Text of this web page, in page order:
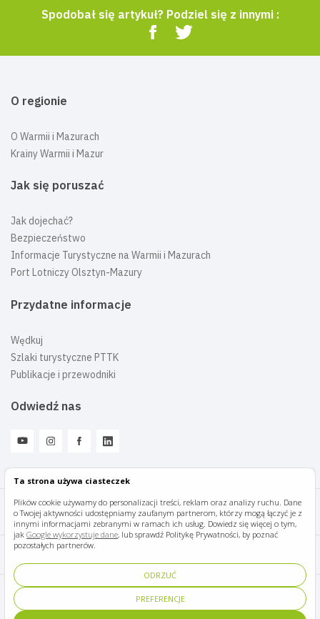
Ta strona używa ciasteczek
Plików cookie używamy do personalizacji treści, reklam oraz analizy ruchu. Dane
o Twojej aktywności udostępniamy zaufanym partnerom, którzy mogą łączyć je z
innymi informacjami zebranymi w ramach ich usług. Dowiedz się więcej o tym,
jak Google wykorzystuje dane, lub sprawdź Politykę Prywatności, by poznać
pozostałych partnerów.
ODRZUĆ
PREFERENCJE
Spodobał się artykuł? Podziel się z innymi :
O regionie
O Warmii i Mazurach
Krainy Warmii i Mazur
Jak się poruszać
Jak dojechać?
Bezpieczeństwo
Informacje Turystyczne na Warmii i Mazurach
Port Lotniczy Olsztyn-Mazury
Przydatne informacje
Wędkuj
Szlaki turystyczne PTTK
Publikacje i przewodniki
Odwiedź nas
Mazury Travel © 2026
Polityka prywatności